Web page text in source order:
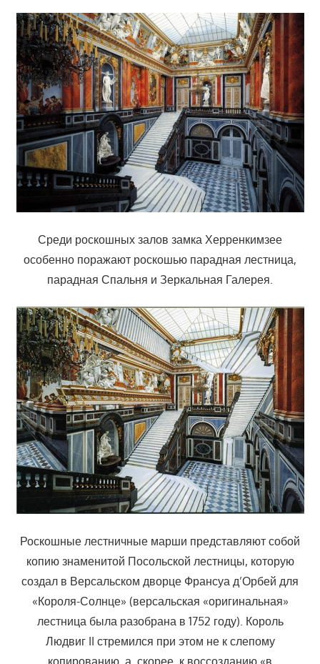
Среди роскошных залов замка Херренкимзее
особенно поражают роскошью парадная лестница,
парадная Спальня и Зеркальная Галерея.
Роскошные лестничные марши представляют собой
копию знаменитой Посольской лестницы, которую
создал в Версальском дворце Франсуа д’Орбей для
«Короля-Солнце» (версальская «оригинальная»
лестница была разобрана в 1752 году). Король
Людвиг II стремился при этом не к слепому